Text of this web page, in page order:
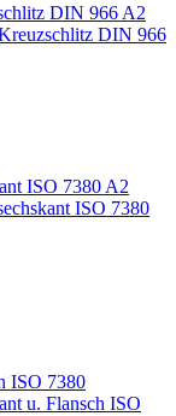
DIN 966 A2
DIN 966
ISO 7380 A2
ISO 7380
ISO 7380
u. Flansch ISO